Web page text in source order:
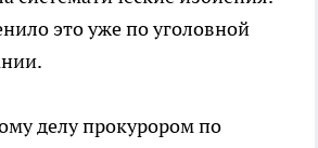
это уже по уголовной
делу прокурором по